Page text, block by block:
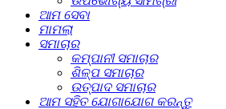
ଆମ ସେବା
ମାମଲା
ସମାଚାର
କମ୍ପାନୀ ସମାଚାର
ଶିଳ୍ପ ସମାଚାର
ଉତ୍ପାଦ ସମାଚାର
ଆମ ସହିତ ଯୋଗାଯୋଗ କରନ୍ତୁ